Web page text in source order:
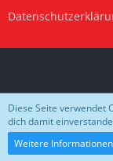
Diese Seite verwendet
dich damit
Weitere Informationen